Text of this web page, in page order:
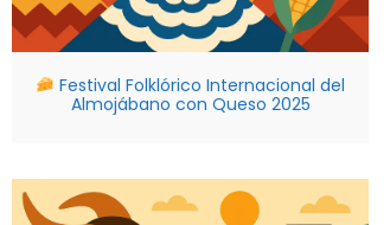
Festival Folklórico Internacional del
Almojábano con Queso 2025